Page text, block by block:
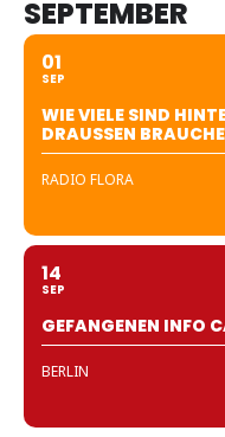
SEPTEMBER
01
SEP
WIE VIELE SIND
DRAUSSEN BRAUCHEN
RADIO FLORA
14
SEP
GEFANGENEN INFO
BERLIN